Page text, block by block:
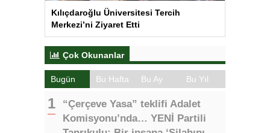
Kılıçdaroğlu Üniversitesi Tercih
Merkezi’ni Ziyaret Etti
Çok Okunanlar
Bugün Bu Hafta Bu Ay Bu Yıl
“Çerçeve Yasa” teklifi Adalet
Komisyonu’nda… YENİ Partili